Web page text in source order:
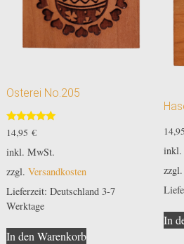
Osterei No.205
Bewertet
mit
5.00
von 5
14,95 €
inkl. MwSt.
zzgl. Versandkosten
Lieferzeit: Deutschland 3-7
Werktage
In den Warenkorb
14,95
inkl.
zzgl.
In